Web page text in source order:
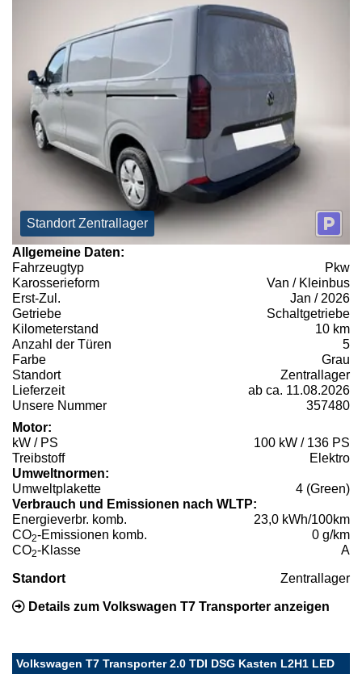
Standort Zentrallager
Allgemeine Daten:
Fahrzeugtyp
Pkw
Karosserieform
Van / Kleinbus
Erst-Zul.
Jan / 2026
Getriebe
Schaltgetriebe
Kilometerstand
10 km
Anzahl der Türen
5
Farbe
Grau
Standort
Zentrallager
Lieferzeit
ab ca. 11.08.2026
Unsere Nummer
357480
Motor:
kW / PS
100 kW / 136 PS
Treibstoff
Elektro
Umweltnormen:
Umweltplakette
4 (Green)
Verbrauch und Emissionen nach WLTP:
Energieverbr. komb.
23,0 kWh/100km
CO2-Emissionen komb.
0 g/km
CO2-Klasse A
Standort Zentrallager
Details zum Volkswagen T7 Transporter anzeigen
Volkswagen T7 Transporter 2.0 TDI DSG Kasten L2H1 LED